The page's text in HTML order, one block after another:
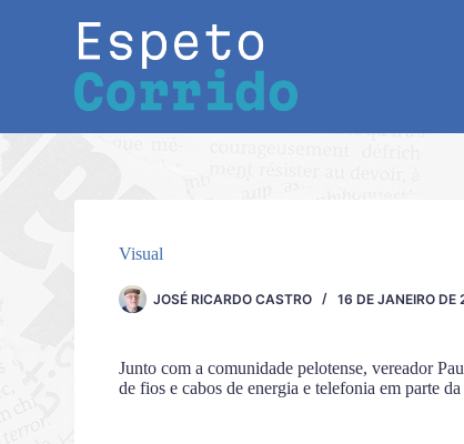
Visual
JOSÉ RICARDO CASTRO 16 DE JANEIRO DE
Junto com a comunidade pelotense, vereador
de fios e cabos de energia e telefonia em parte da